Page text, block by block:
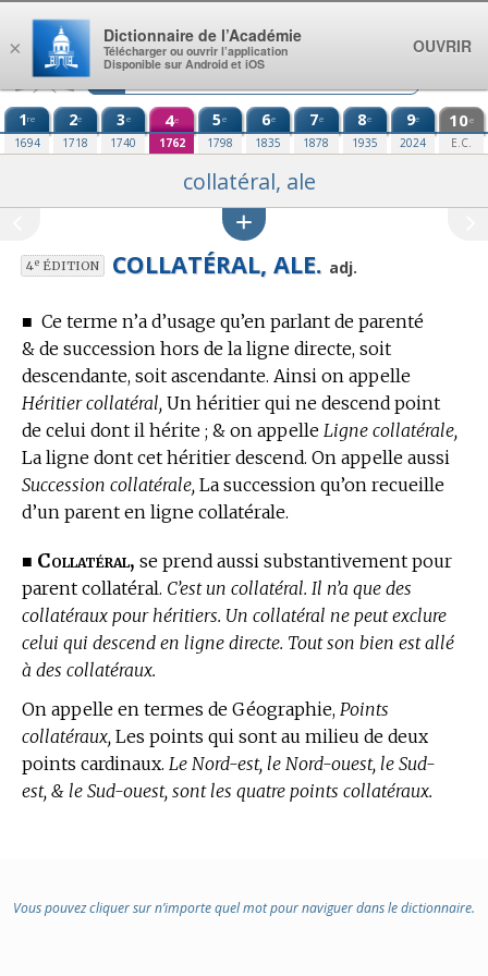
Aller au contenu
1re
1694
2e
1718
3e
1740
4e
1762
5e
1798
6e
1835
7e
1878
8e
1935
9e
2024
10e
E.C.
collatéral, ale
4eÉDITION COLLATÉRAL, ALE. adj.
■ Ce terme n’a d’usage qu’en parlant de parenté
& de succession hors de la ligne directe, soit
descendante, soit ascendante. Ainsi on appelle
Héritier collatéral, Un héritier qui ne descend point
de celui dont il hérite ; & on appelle Ligne collatérale,
La ligne dont cet héritier descend. On appelle aussi
Succession collatérale, La succession qu’on recueille
d’un parent en ligne collatérale.
■ Collatéral, se prend aussi substantivement pour
parent collatéral. C’est un collatéral. Il n’a que des
collatéraux pour héritiers. Un collatéral ne peut exclure
celui qui descend en ligne directe. Tout son bien est allé
à des collatéraux.
On appelle en termes de Géographie, Points
collatéraux, Les points qui sont au milieu de deux
points cardinaux. Le Nord-est, le Nord-ouest, le Sud-
est, & le Sud-ouest, sont les quatre points collatéraux.
Vous pouvez cliquer sur n’importe quel mot pour naviguer dans le dictionnaire.
×
Dictionnaire de l’Académie
Télécharger ou ouvrir l’application
Disponible sur Android et iOS
OUVRIR